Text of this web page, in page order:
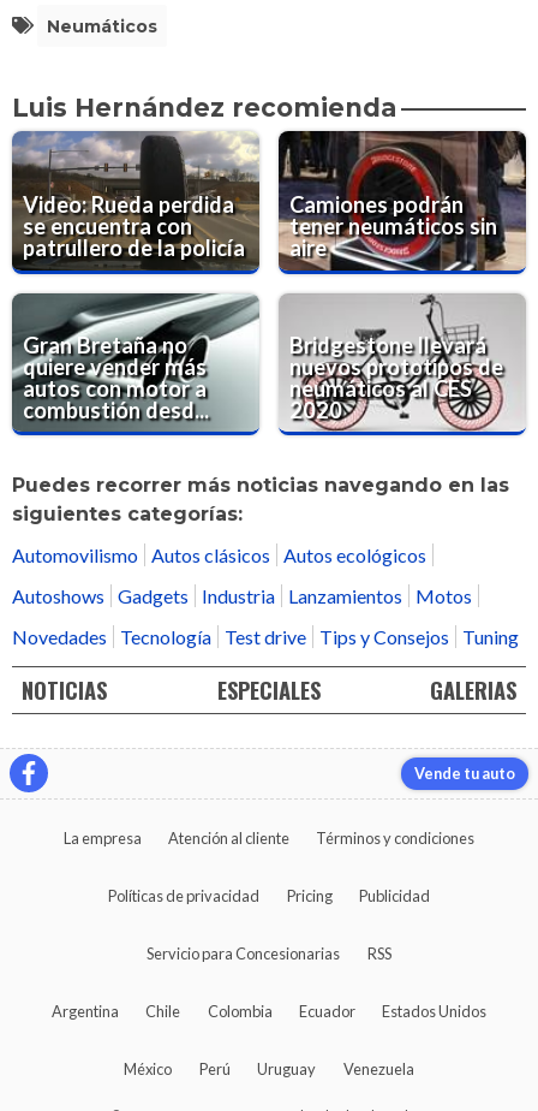
Neumáticos
Luis Hernández recomienda
Video: Rueda perdida
se encuentra con
patrullero de la policía
Camiones podrán
tener neumáticos sin
aire
Gran Bretaña no
quiere vender más
autos con motor a
combustión desd...
Bridgestone llevará
nuevos prototipos de
neumáticos al CES
2020
Puedes recorrer más noticias navegando en las
siguientes categorías:
Automovilismo
Autos clásicos
Autos ecológicos
Autoshows
Gadgets Industria Lanzamientos
Motos
Novedades
Tecnología Test drive Tips y Consejos Tuning
NOTICIAS ESPECIALES GALERIAS
Vende tu auto
La empresa Atención al cliente Términos y condiciones
Políticas de privacidad Pricing Publicidad
Servicio para Concesionarias RSS
Argentina Chile Colombia Ecuador Estados Unidos
México Perú Uruguay Venezuela